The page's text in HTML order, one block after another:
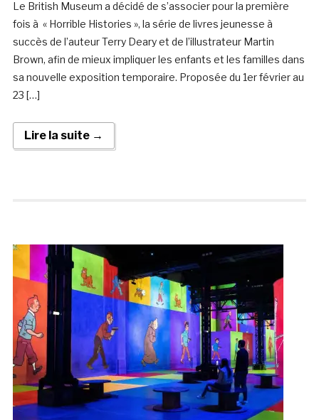
Le British Museum a décidé de s’associer pour la première
fois à « Horrible Histories », la série de livres jeunesse à
succès de l’auteur Terry Deary et de l’illustrateur Martin
Brown, afin de mieux impliquer les enfants et les familles dans
sa nouvelle exposition temporaire. Proposée du 1er février au
23 […]
Lire la suite →